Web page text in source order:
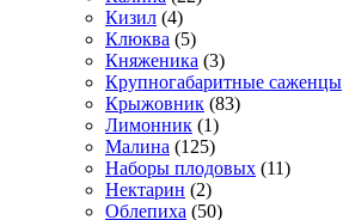
Кизил (4)
Клюква (5)
Княженика (3)
Крупногабаритные саженцы
Крыжовник (83)
Лимонник (1)
Малина (125)
Наборы плодовых (11)
Нектарин (2)
Облепиха (50)